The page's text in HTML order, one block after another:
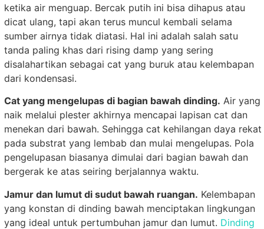
ketika air menguap. Bercak putih ini bisa dihapus atau
dicat ulang, tapi akan terus muncul kembali selama
sumber airnya tidak diatasi. Hal ini adalah salah satu
tanda paling khas dari rising damp yang sering
disalahartikan sebagai cat yang buruk atau kelembapan
dari kondensasi.
Cat yang mengelupas di bagian bawah dinding. Air yang
naik melalui plester akhirnya mencapai lapisan cat dan
menekan dari bawah. Sehingga cat kehilangan daya rekat
pada substrat yang lembab dan mulai mengelupas. Pola
pengelupasan biasanya dimulai dari bagian bawah dan
bergerak ke atas seiring berjalannya waktu.
Jamur dan lumut di sudut bawah ruangan. Kelembapan
yang konstan di dinding bawah menciptakan lingkungan
yang ideal untuk pertumbuhan jamur dan lumut. Dinding